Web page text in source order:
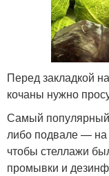
Перед закладкой
кочаны нужно
Самый популярный
либо подвале — на
чтобы стеллажи
промывки и